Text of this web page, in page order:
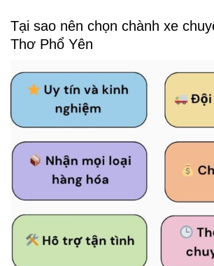
Tại sao nên chọn chành xe
Thơ Phổ Yên